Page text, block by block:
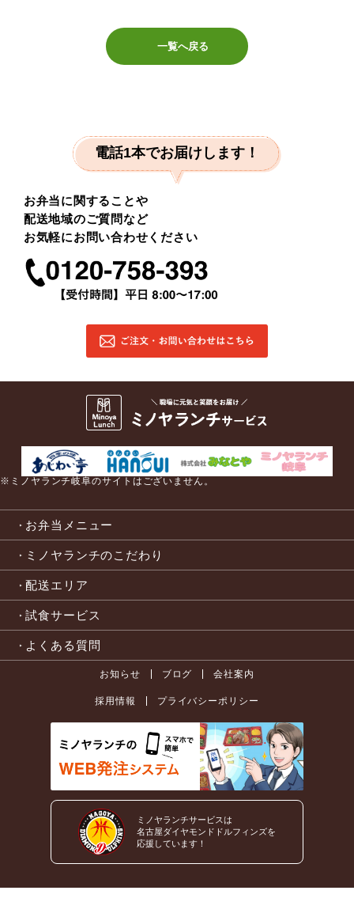
一覧へ戻る
電話1本でお届けします！
お弁当に関することや
配送地域のご質問など
お気軽にお問い合わせください
※ミノヤランチ岐阜のサイトはございません。
お弁当メニュー
ミノヤランチのこだわり
配送エリア
試食サービス
よくある質問
お知らせ ブログ 会社案内
採用情報 プライバシーポリシー
ミノヤランチサービスは
名古屋ダイヤモンドドルフィンズを
応援しています！